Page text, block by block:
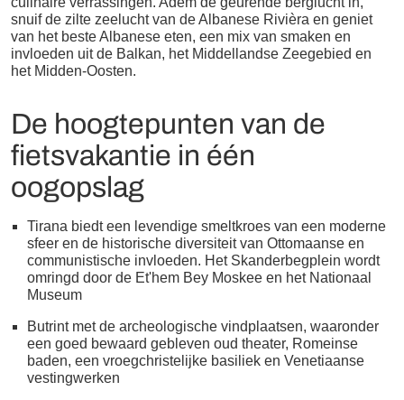
snuif de zilte zeelucht van de Albanese Rivièra en geniet
van het beste Albanese eten, een mix van smaken en
invloeden uit de Balkan, het Middellandse Zeegebied en
het Midden-Oosten.
De hoogtepunten van de
fietsvakantie in één
oogopslag
Tirana biedt een levendige smeltkroes van een moderne
sfeer en de historische diversiteit van Ottomaanse en
communistische invloeden. Het Skanderbegplein wordt
omringd door de Et'hem Bey Moskee en het Nationaal
Museum
Butrint met de archeologische vindplaatsen, waaronder
een goed bewaard gebleven oud theater, Romeinse
baden, een vroegchristelijke basiliek en Venetiaanse
vestingwerken